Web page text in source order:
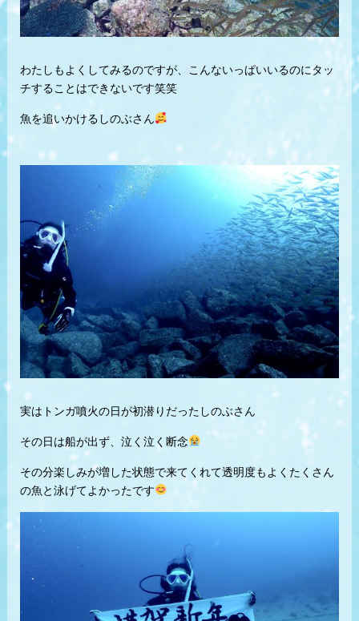
わたしもよくしてみるのですが、 こんないっぱいいるのにタッ
チすることはできないです笑笑
魚を追いかけるしのぶさん
実はトンガ噴火の日が初潜りだったしのぶさん
その日は船が出ず、泣く泣く断念
その分楽しみが増した状態で来てくれて透明度もよくたくさん
の魚と泳げてよかったです